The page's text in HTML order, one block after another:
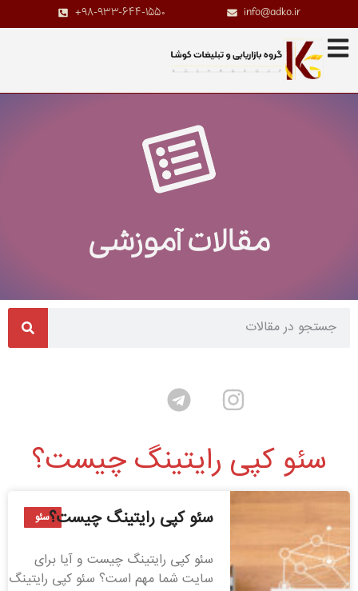
info@adko.ir
+98-933-644-1550
مقالات آموزشی
سئو کپی رایتینگ چیست؟
سئوسئو کپی رایتینگ چیست؟
سئو کپی رایتینگ چیست و آیا برای
سایت شما مهم است؟ سئو کپی رایتینگ